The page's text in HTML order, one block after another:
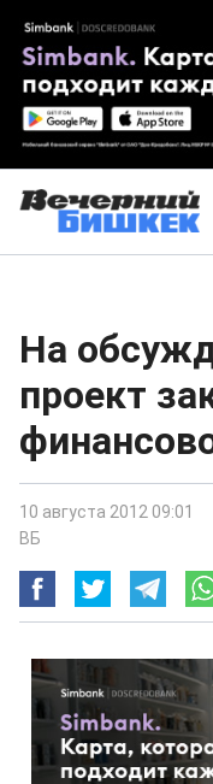
На
проект
10 августа 2012 09:01
ВБ